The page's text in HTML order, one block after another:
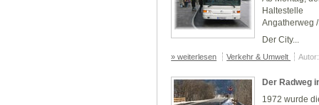
Haltestelle
Angatherweg
Der City...
» weiterlesen Verkehr & Umwelt
Der Radweg
1972 wurde